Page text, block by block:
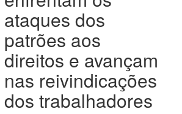
ataques dos
patrões aos
direitos e avançam
nas reivindicações
dos trabalhadores